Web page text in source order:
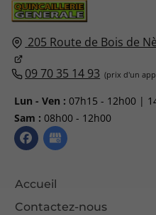
205 Route de Bois de
09 70 35 14 93
Lun - Ven : 07h15 - 12h00 |
Sam : 08h00 - 12h00
Accueil
Contactez-nous